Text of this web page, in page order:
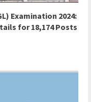
Examination 2024:
for 18,174 Posts